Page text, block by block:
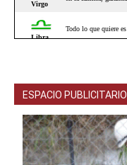
ESPACIO PUBLICITARIO